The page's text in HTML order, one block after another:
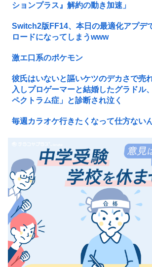
ションプラス』解約の動き加速」
Switch2版FF14、本日の最適化アプデ
ロードになってしまうwww
激エ口系のポケモン
彼氏はいないと謳いケツのデカさで売
入しプロゲーマーと結婚したグラドル
ペクトラム症」と診断され泣く
毎週カラオケ行きたくなって仕方ない